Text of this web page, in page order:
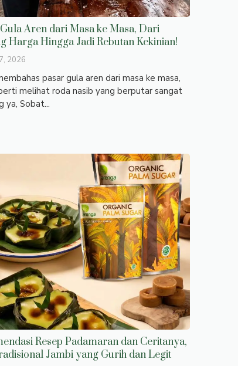
Aren dari Masa ke Masa, Dari
Harga Hingga Jadi Rebutan Kekinian!
2026
pasar gula aren dari masa ke masa,
melihat roda nasib yang berputar sangat
ya, Sobat...
Resep Padamaran dan Ceritanya,
Jambi yang Gurih dan Legit